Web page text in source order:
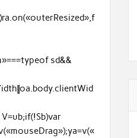
sd&&
V=ub;if(!Sb)var